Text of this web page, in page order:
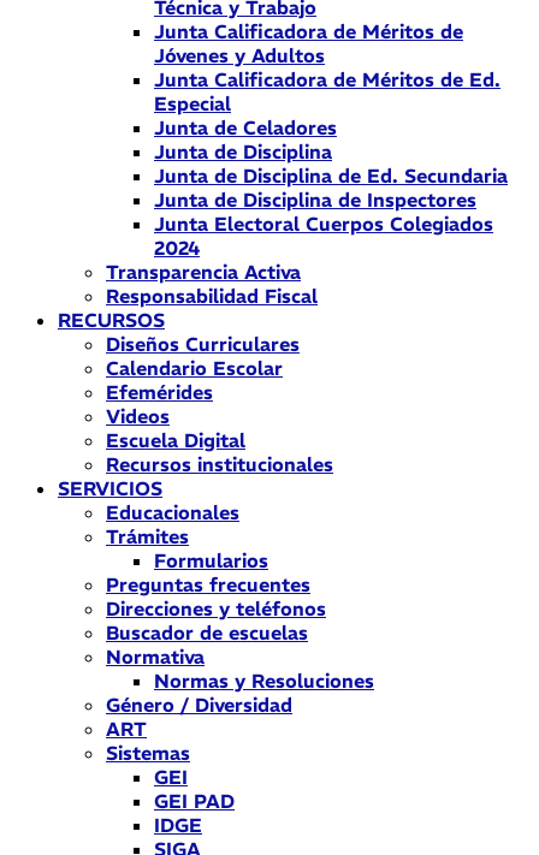
Técnica y Trabajo
Junta Calificadora de Méritos de
Jóvenes y Adultos
Junta Calificadora de Méritos de Ed.
Especial
Junta de Celadores
Junta de Disciplina
Junta de Disciplina de Ed. Secundaria
Junta de Disciplina de Inspectores
Junta Electoral Cuerpos Colegiados
2024
Transparencia Activa
Responsabilidad Fiscal
RECURSOS
Diseños Curriculares
Calendario Escolar
Efemérides
Videos
Escuela Digital
Recursos institucionales
SERVICIOS
Educacionales
Trámites
Formularios
Preguntas frecuentes
Direcciones y teléfonos
Buscador de escuelas
Normativa
Normas y Resoluciones
Género / Diversidad
ART
Sistemas
GEI
GEI PAD
IDGE
SIGA